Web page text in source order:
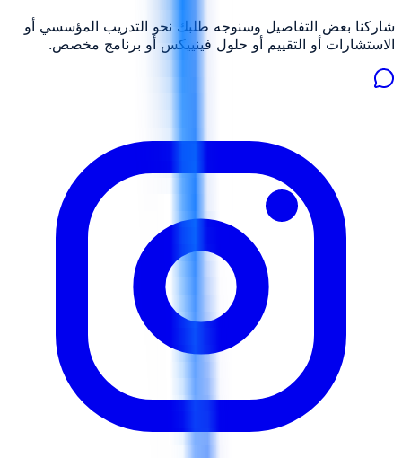
شاركنا بعض التفاصيل وسنوجه طلبك نحو التدريب المؤسسي أو
الاستشارات أو التقييم أو حلول فينييكس أو برنامج مخصص.